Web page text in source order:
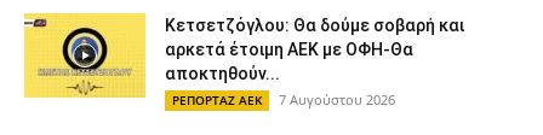
Κετσετζόγλου: Θα δούμε σοβαρή και
αρκετά έτοιμη ΑΕΚ με ΟΦΗ-Θα
αποκτηθούν...
ΡΕΠΟΡΤΑΖ ΑΕΚ 7 Αυγούστου 2026